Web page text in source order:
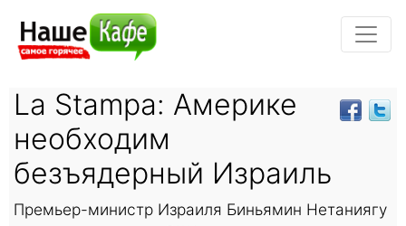
La Stampa: Америке
необходим
безъядерный Израиль
Премьер-министр Израиля Биньямин Нетаниягу